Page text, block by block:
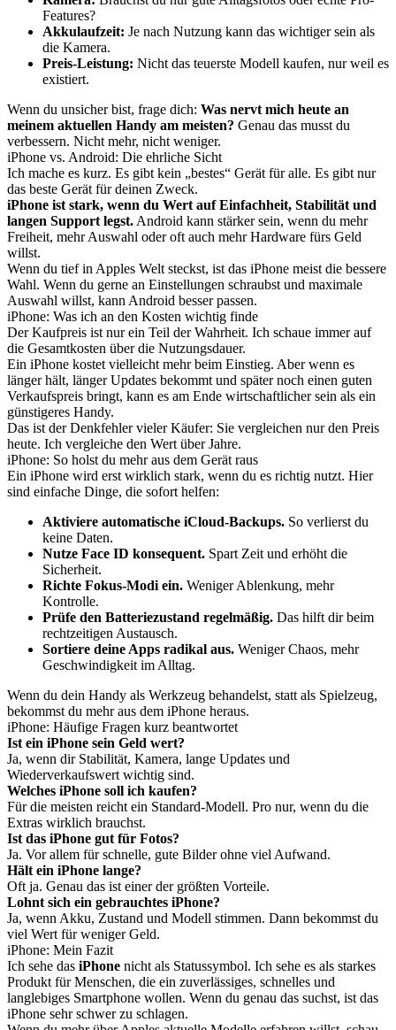
Features?
Akkulaufzeit: Je nach Nutzung kann das wichtiger sein als
die Kamera.
Preis-Leistung: Nicht das teuerste Modell kaufen, nur weil es
existiert.
Wenn du unsicher bist, frage dich: Was nervt mich heute an
meinem aktuellen Handy am meisten? Genau das musst du
verbessern. Nicht mehr, nicht weniger.
iPhone vs. Android: Die ehrliche Sicht
Ich mache es kurz. Es gibt kein „bestes“ Gerät für alle. Es gibt nur
das beste Gerät für deinen Zweck.
iPhone ist stark, wenn du Wert auf Einfachheit, Stabilität und
langen Support legst. Android kann stärker sein, wenn du mehr
Freiheit, mehr Auswahl oder oft auch mehr Hardware fürs Geld
willst.
Wenn du tief in Apples Welt steckst, ist das iPhone meist die bessere
Wahl. Wenn du gerne an Einstellungen schraubst und maximale
Auswahl willst, kann Android besser passen.
iPhone: Was ich an den Kosten wichtig finde
Der Kaufpreis ist nur ein Teil der Wahrheit. Ich schaue immer auf
die Gesamtkosten über die Nutzungsdauer.
Ein iPhone kostet vielleicht mehr beim Einstieg. Aber wenn es
länger hält, länger Updates bekommt und später noch einen guten
Verkaufspreis bringt, kann es am Ende wirtschaftlicher sein als ein
günstigeres Handy.
Das ist der Denkfehler vieler Käufer: Sie vergleichen nur den Preis
heute. Ich vergleiche den Wert über Jahre.
iPhone: So holst du mehr aus dem Gerät raus
Ein iPhone wird erst wirklich stark, wenn du es richtig nutzt. Hier
sind einfache Dinge, die sofort helfen:
Aktiviere automatische iCloud-Backups. So verlierst du
keine Daten.
Nutze Face ID konsequent. Spart Zeit und erhöht die
Sicherheit.
Richte Fokus-Modi ein. Weniger Ablenkung, mehr
Kontrolle.
Prüfe den Batteriezustand regelmäßig. Das hilft dir beim
rechtzeitigen Austausch.
Sortiere deine Apps radikal aus. Weniger Chaos, mehr
Geschwindigkeit im Alltag.
Wenn du dein Handy als Werkzeug behandelst, statt als Spielzeug,
bekommst du mehr aus dem iPhone heraus.
iPhone: Häufige Fragen kurz beantwortet
Ist ein iPhone sein Geld wert?
Ja, wenn dir Stabilität, Kamera, lange Updates und
Wiederverkaufswert wichtig sind.
Welches iPhone soll ich kaufen?
Für die meisten reicht ein Standard-Modell. Pro nur, wenn du die
Extras wirklich brauchst.
Ist das iPhone gut für Fotos?
Ja. Vor allem für schnelle, gute Bilder ohne viel Aufwand.
Hält ein iPhone lange?
Oft ja. Genau das ist einer der größten Vorteile.
Lohnt sich ein gebrauchtes iPhone?
Ja, wenn Akku, Zustand und Modell stimmen. Dann bekommst du
viel Wert für weniger Geld.
iPhone: Mein Fazit
Ich sehe das iPhone nicht als Statussymbol. Ich sehe es als starkes
Produkt für Menschen, die ein zuverlässiges, schnelles und
langlebiges Smartphone wollen. Wenn du genau das suchst, ist das
iPhone sehr schwer zu schlagen.